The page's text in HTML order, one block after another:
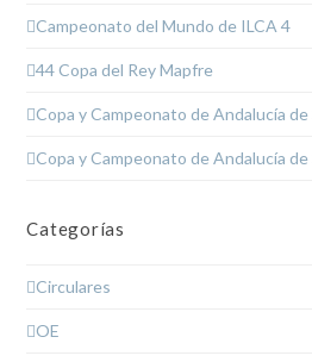
Campeonato del Mundo de ILCA 4
44 Copa del Rey Mapfre
Copa y Campeonato de Andalucía de
Copa y Campeonato de Andalucía de
Categorías
Circulares
OE